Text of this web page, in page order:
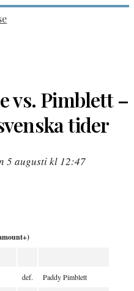
vs. Pimblett –
tider
5 augusti kl 12:47
def.
Paddy Pimblett